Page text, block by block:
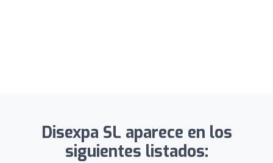
Disexpa SL aparece en los
siguientes listados: